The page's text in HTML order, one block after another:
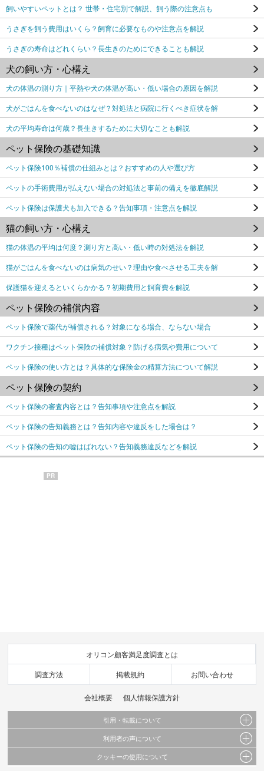
飼いやすいペットとは？ 世帯・住宅別で解説、飼う際の注意点も
うさぎを飼う費用はいくら？飼育に必要なものや注意点を解説
うさぎの寿命はどれくらい？長生きのためにできることも解説
犬の飼い方・心構え
犬の体温の測り方｜平熱や犬の体温が高い・低い場合の原因を解説
犬がごはんを食べないのはなぜ？対処法と病院に行くべき症状を解
犬の平均寿命は何歳？長生きするために大切なことも解説
ペット保険の基礎知識
ペット保険100％補償の仕組みとは？おすすめの人や選び方
ペットの手術費用が払えない場合の対処法と事前の備えを徹底解説
ペット保険は保護犬も加入できる？告知事項・注意点を解説
猫の飼い方・心構え
猫の体温の平均は何度？測り方と高い・低い時の対処法を解説
猫がごはんを食べないのは病気のせい？理由や食べさせる工夫を解
保護猫を迎えるといくらかかる？初期費用と飼育費を解説
ペット保険の補償内容
ペット保険で薬代が補償される？対象になる場合、ならない場合
ワクチン接種はペット保険の補償対象？防げる病気や費用について
ペット保険の使い方とは？具体的な保険金の精算方法について解説
ペット保険の契約
ペット保険の審査内容とは？告知事項や注意点を解説
ペット保険の告知義務とは？告知内容や違反をした場合は？
ペット保険の告知の嘘はばれない？告知義務違反などを解説
PR
オリコン顧客満足度調査とは
調査方法 掲載規約 お問い合わせ
会社概要 個人情報保護方針
引用・転載について
当サイトで公開されている情報（文字、写真、イラスト、画像データ等）及びこれらの配
置・編集および構造などについての著作権は株式会社oricon MEに帰属しております。
これらの情報を権利者の許可なく無断転載・複製などの二次利用を行うことは固く禁じて
利用者の声について
当サイトに掲載している内容はすべてサービスの利用者が提出された見解・感想です。
弊社が内容について正確性を含め一切保証するものではありません。
クッキーの使用について